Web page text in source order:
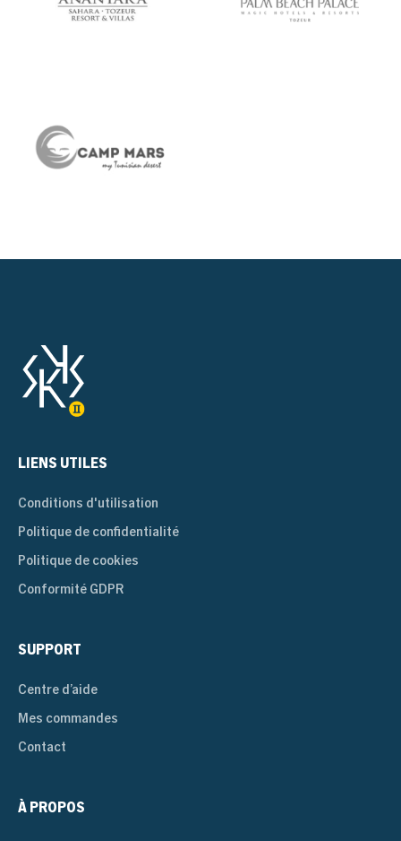
LIENS UTILES
Conditions d'utilisation
Politique de confidentialité
Politique de cookies
Conformité GDPR
SUPPORT
Centre d’aide
Mes commandes
Contact
À PROPOS